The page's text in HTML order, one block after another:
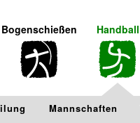
Bogenschießen Handball
Mannschaften